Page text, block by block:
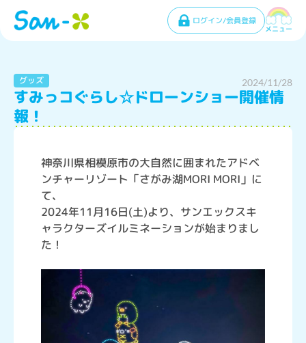
ログイン/会員登録
メニュー
グッズ 2024/11/28
すみっコぐらし☆ドローンショー開催情
報！
神奈川県相模原市の大自然に囲まれたアドベ
ンチャーリゾート「さがみ湖MORI MORI」に
て、
2024年11月16日(土)より、サンエックスキ
ャラクターズイルミネーションが始まりまし
た！